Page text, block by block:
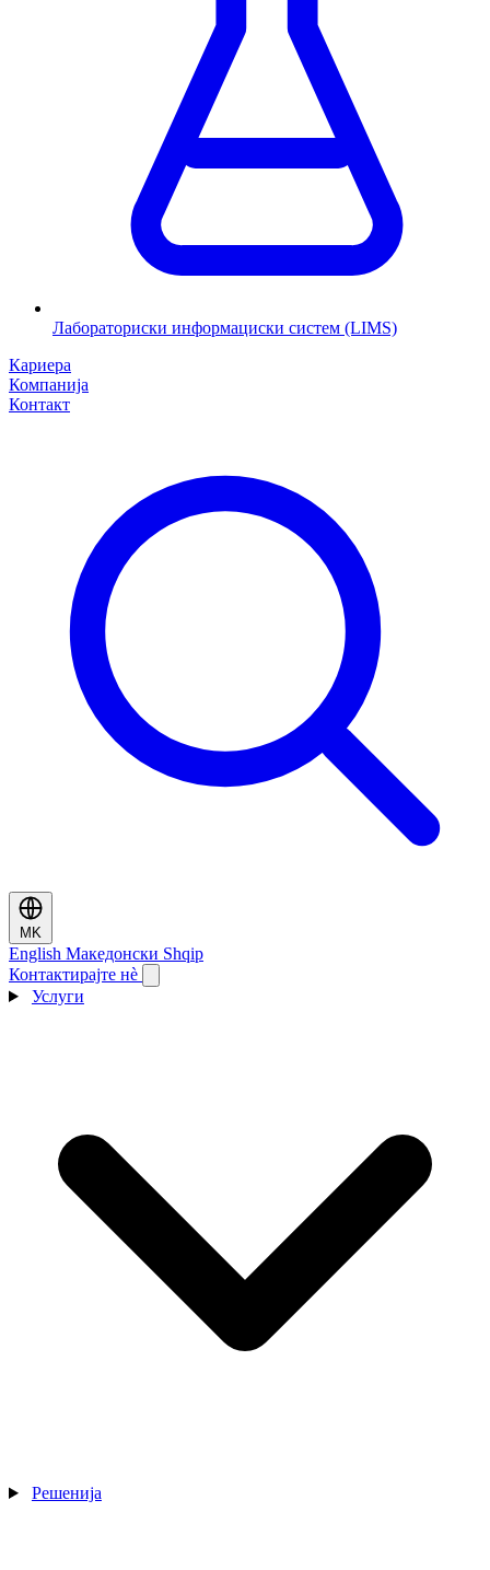
Лабораториски информациски систем (LIMS)
Кариера
Компанија
Контакт
MK
English Македонски Shqip
Контактирајте нè
Услуги
Решенија